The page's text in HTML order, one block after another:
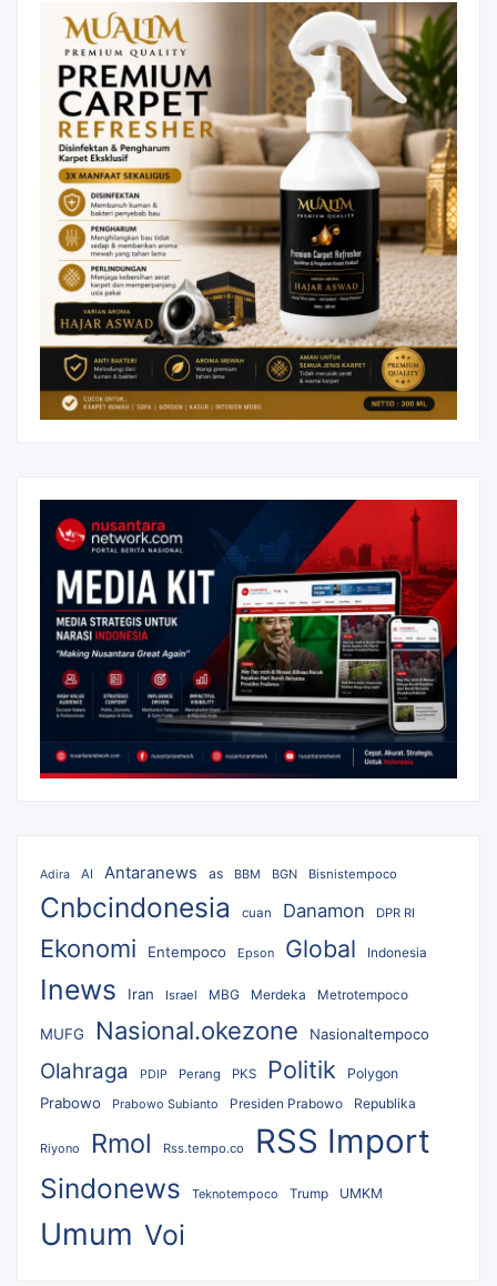
Adira AI Antaranews as BBM BGN Bisnistempoco
Cnbcindonesia cuan Danamon DPR RI
Ekonomi Entempoco Epson Global Indonesia
Inews Iran Israel MBG Merdeka Metrotempoco
MUFG Nasional.okezone Nasionaltempoco
Olahraga PDIP Perang PKS Politik Polygon
Prabowo Prabowo Subianto Presiden Prabowo Republika
Riyono Rmol Rss.tempo.co RSS Import
Sindonews Teknotempoco Trump UMKM
Umum Voi